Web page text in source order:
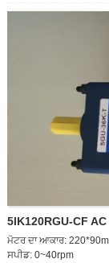
ਆਉਟਪੁੱਟ ਸ਼ਾਫਟ: ਸਿੰਗਲ/
ਘੁੰਮਾਉਣ ਦੀ ਦਿਸ਼ਾ: ccw/cw
5IK120RGU-CF
ਮੋਟਰ ਦਾ ਆਕਾਰ:
ਸਪੀਡ: 0~40rpm